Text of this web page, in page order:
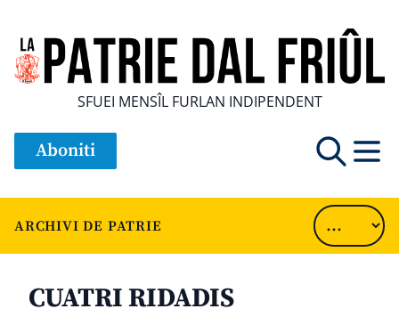
SFUEI MENSÎL FURLAN INDIPENDENT
Aboniti
ARCHIVI DE PATRIE
CUATRI RIDADIS